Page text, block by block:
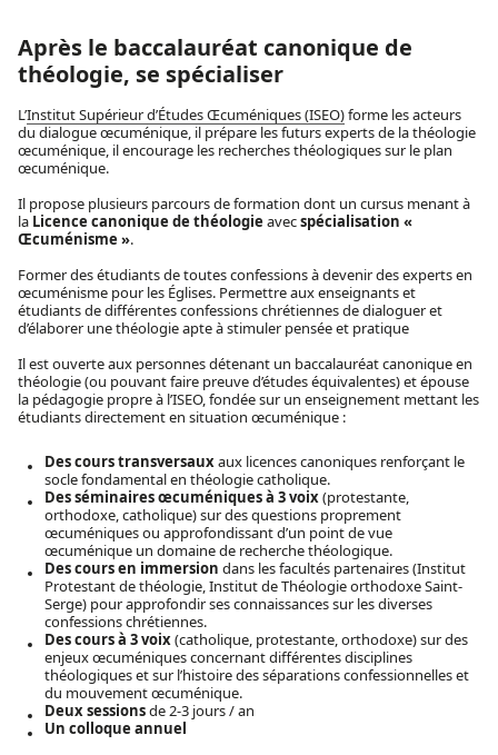
Après le baccalauréat canonique de
théologie, se spécialiser
L’Institut Supérieur d’Études Œcuméniques (ISEO)forme les acteurs
du dialogue œcuménique, il prépare les futurs experts de la théologie
œcuménique, il encourage les recherches théologiques sur le plan
œcuménique.
Il propose plusieurs parcours de formation dont un cursus menant à
la Licence canonique de théologie avecspécialisation «
Œcuménisme ».
Former des étudiants de toutes confessions à devenir des experts en
œcuménisme pour les Églises. Permettre aux enseignants et
étudiants de différentes confessions chrétiennes de dialoguer et
d’élaborer une théologie apte à stimuler pensée et pratique
Il est ouverte aux personnes détenant un baccalauréat canonique en
théologie (ou pouvant faire preuve d’études équivalentes) et épouse
la pédagogie propre à l’ISEO, fondée sur un enseignement mettant les
étudiants directement en situation œcuménique :
Des cours transversaux aux licences canoniques renforçant le
socle fondamental en théologie catholique.
Des séminaires œcuméniques à 3 voix (protestante,
orthodoxe, catholique) sur des questions proprement
œcuméniques ou approfondissant d’un point de vue
œcuménique un domaine de recherche théologique.
Des cours en immersion dans les facultés partenaires (Institut
Protestant de théologie, Institut de Théologie orthodoxe Saint-
Serge) pour approfondir ses connaissances sur les diverses
confessions chrétiennes.
Des cours à 3 voix (catholique, protestante, orthodoxe) sur des
enjeux œcuméniques concernant différentes disciplines
théologiques et sur l’histoire des séparations confessionnelles et
du mouvement œcuménique.
Deux sessionsde 2-3 jours / an
Un colloque annuel